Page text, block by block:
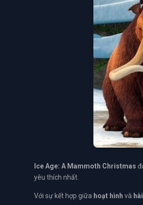
Ice Age: A Mammoth Christmas
yêu thích nhất.
Với sự kết hợp giữa hoạt hình và